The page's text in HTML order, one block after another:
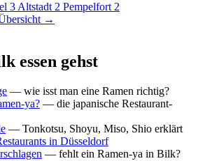
3 Altstadt 2 Pempelfort 2
→
essen gehst
— wie isst man eine Ramen richtig?
ya? — die japanische Restaurant-
— Tonkotsu, Shoyu, Miso, Shio erklärt
in Düsseldorf
— fehlt ein Ramen-ya in Bilk?